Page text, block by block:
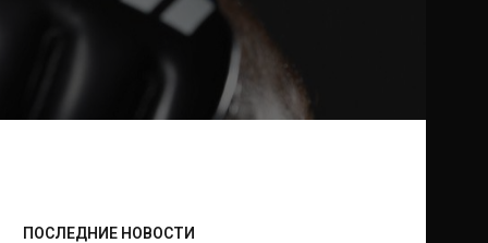
ПОСЛЕДНИЕ НОВОСТИ